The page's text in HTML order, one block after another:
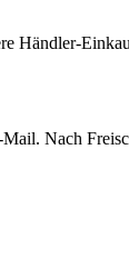
Händler-
Nach